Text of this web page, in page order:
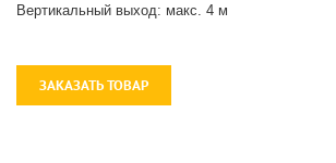
Вертикальный выход: макс. 4 м
ЗАКАЗАТЬ ТОВАР